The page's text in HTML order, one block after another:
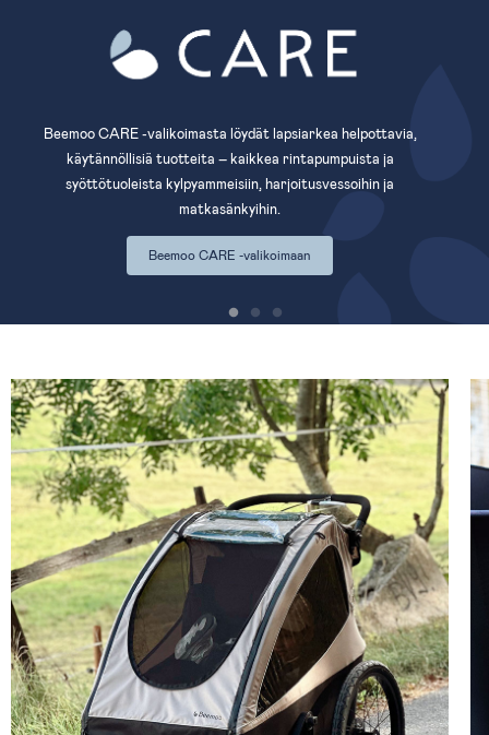
Beemoo CARE -valikoimasta löydät lapsiarkea helpottavia,
käytännöllisiä tuotteita – kaikkea rintapumpuista ja
syöttötuoleista kylpyammeisiin, harjoitusvessoihin ja
matkasänkyihin.
Beemoo CARE -valikoimaan